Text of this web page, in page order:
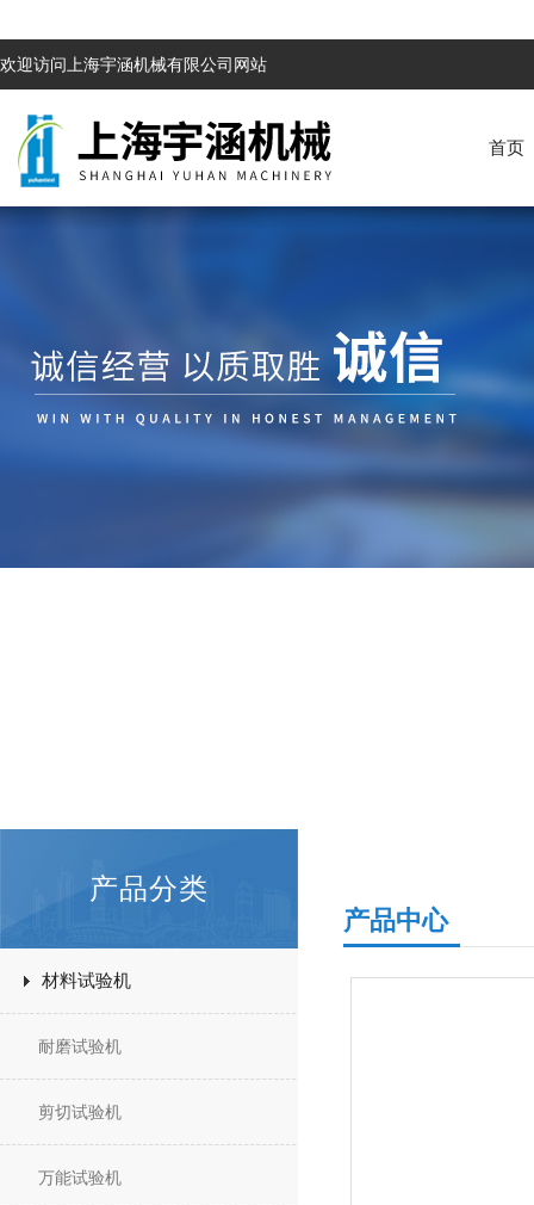
欢迎访问上海宇涵机械有限公司网站
首页
产品分类
材料试验机
耐磨试验机
剪切试验机
万能试验机
产品中心